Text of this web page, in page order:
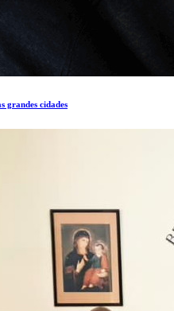
grandes cidades